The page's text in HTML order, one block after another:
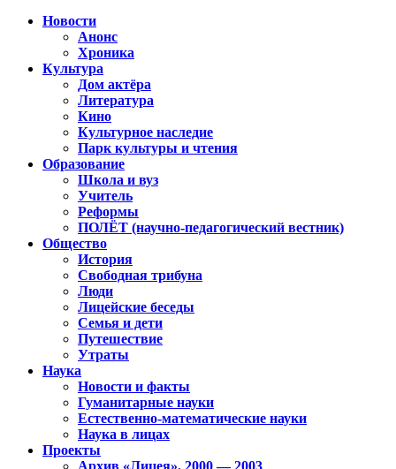
Новости
Анонс
Хроника
Культура
Дом актёра
Литература
Кино
Культурное наследие
Парк культуры и чтения
Образование
Школа и вуз
Учитель
Реформы
ПОЛЁТ (научно-педагогический вестник)
Общество
История
Свободная трибуна
Люди
Лицейские беседы
Семья и дети
Путешествие
Утраты
Наука
Новости и факты
Гуманитарные науки
Естественно-математические науки
Наука в лицах
Проекты